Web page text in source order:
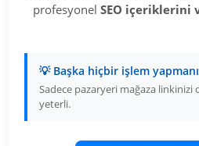
profesyonel SEO içeriklerini
💡 Başka hiçbir işlem
Sadece pazaryeri mağaza
yeterli.